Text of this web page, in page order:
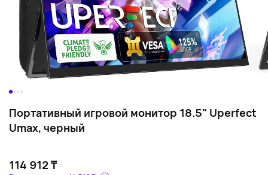
Портативный игровой монитор 18.5" Uperfect
Umax, черный
114 912 ₸